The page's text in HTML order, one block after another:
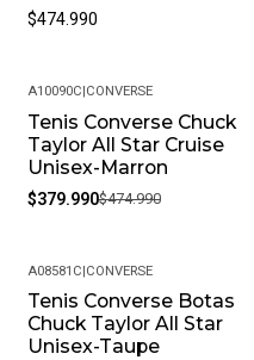
$474.990
-20%
A10090C|CONVERSE
Tenis Converse Chuck
Taylor All Star Cruise
Unisex-Marron
$379.990$474.990
-15%
A08581C|CONVERSE
Tenis Converse Botas
Chuck Taylor All Star
Unisex-Taupe